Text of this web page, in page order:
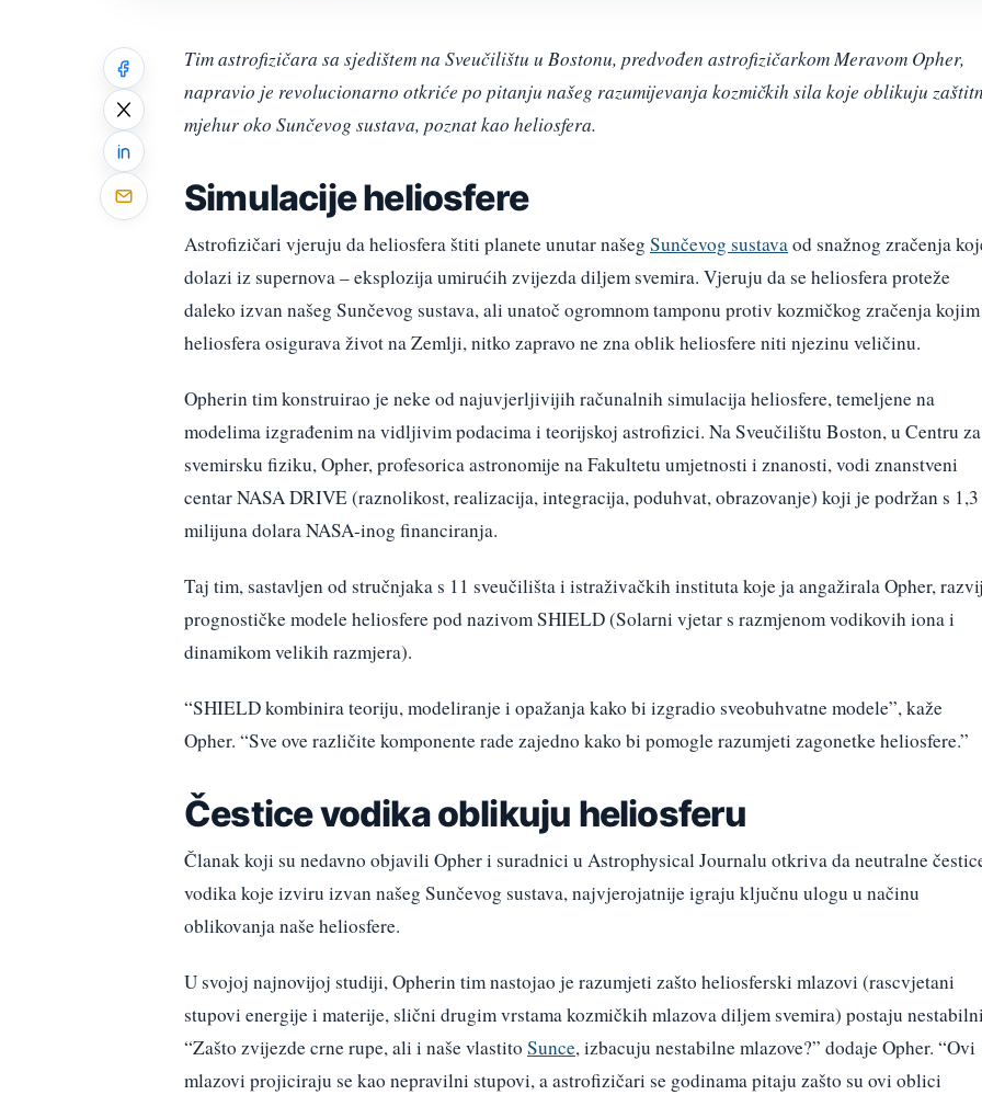
Tim astrofizičara sa sjedištem na Sveučilištu u Bostonu, predvođen astrofizičarkom Meravom Opher,
napravio je revolucionarno otkriće po pitanju našeg razumijevanja kozmičkih sila koje oblikuju
mjehur oko Sunčevog sustava, poznat kao heliosfera.
Simulacije heliosfere
Astrofizičari vjeruju da heliosfera štiti planete unutar našeg Sunčevog sustavaod snažnog zračenja
dolazi iz supernova – eksplozija umirućih zvijezda diljem svemira. Vjeruju da se heliosfera proteže
daleko izvan našeg Sunčevog sustava, ali unatoč ogromnom tamponu protiv kozmičkog zračenja kojim
heliosfera osigurava život na Zemlji, nitko zapravo ne zna oblik heliosfere niti njezinu veličinu.
Opherin tim konstruirao je neke od najuvjerljivijih računalnih simulacija heliosfere, temeljene na
modelima izgrađenim na vidljivim podacima i teorijskoj astrofizici. Na Sveučilištu Boston, u Centru za
svemirsku fiziku, Opher, profesorica astronomije na Fakultetu umjetnosti i znanosti, vodi znanstveni
centar NASA DRIVE (raznolikost, realizacija, integracija, poduhvat, obrazovanje) koji je podržan s 1,3
milijuna dolara NASA-inog financiranja.
Taj tim, sastavljen od stručnjaka s 11 sveučilišta i istraživačkih instituta koje ja angažirala Opher,
prognostičke modele heliosfere pod nazivom SHIELD (Solarni vjetar s razmjenom vodikovih iona i
dinamikom velikih razmjera).
“SHIELD kombinira teoriju, modeliranje i opažanja kako bi izgradio sveobuhvatne modele”, kaže
Opher. “Sve ove različite komponente rade zajedno kako bi pomogle razumjeti zagonetke heliosfere.”
Čestice vodika oblikuju heliosferu
Članak koji su nedavno objavili Opher i suradnici u Astrophysical Journalu otkriva da neutralne
vodika koje izviru izvan našeg Sunčevog sustava, najvjerojatnije igraju ključnu ulogu u načinu
oblikovanja naše heliosfere.
U svojoj najnovijoj studiji, Opherin tim nastojao je razumjeti zašto heliosferski mlazovi (rascvjetani
stupovi energije i materije, slični drugim vrstama kozmičkih mlazova diljem svemira) postaju
“Zašto zvijezde crne rupe, ali i naše vlastito Sunce, izbacuju nestabilne mlazove?” dodaje Opher. “Ovi
mlazovi projiciraju se kao nepravilni stupovi, a astrofizičari se godinama pitaju zašto su ovi oblici